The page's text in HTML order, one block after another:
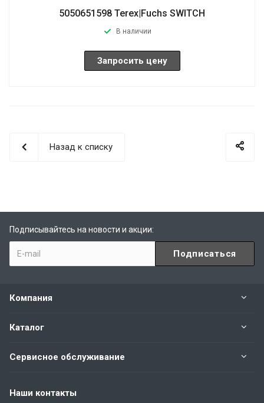
5050651598 Terex|Fuchs SWITCH
В наличии
Запросить цену
Назад к списку
Подписывайтесь на новости и акции:
Компания
Каталог
Сервисное обслуживание
Наши контакты